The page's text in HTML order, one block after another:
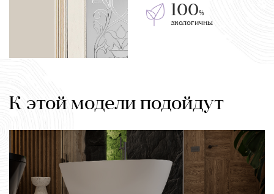
100%
экологичны
К этой модели подойдут